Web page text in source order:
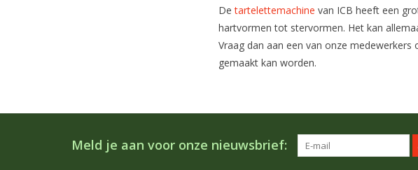
Detartelettemachine van ICB heeft een
hartvormen tot stervormen. Het kan
Vraag dan aan een van onze
gemaakt kan worden.
Meld je aan voor onze nieuwsbrief: